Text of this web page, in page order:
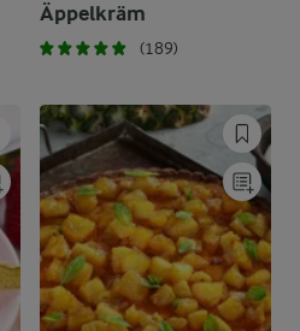
Äppelkräm
(189)